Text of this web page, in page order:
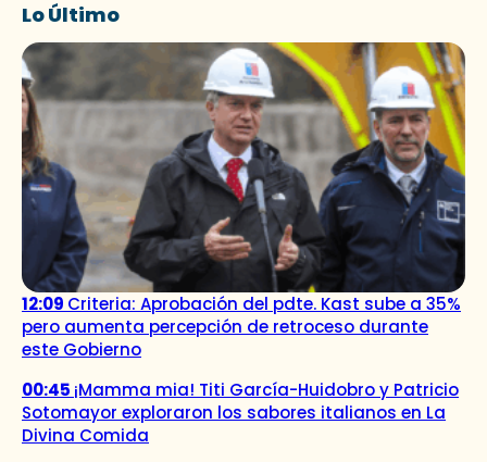
Lo Último
12:09 Criteria: Aprobación del pdte. Kast sube a 35%
pero aumenta percepción de retroceso durante
este Gobierno
00:45 ¡Mamma mia! Titi García-Huidobro y Patricio
Sotomayor exploraron los sabores italianos en La
Divina Comida